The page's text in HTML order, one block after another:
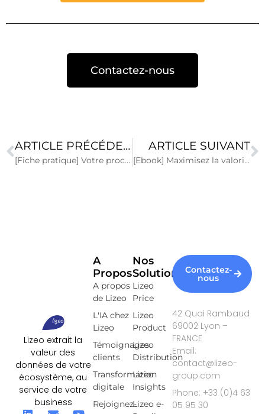
Contactez-nous
ARTICLE PRÉCÉDENT
[Fiche pratique] Votre process Data Quality en 5 étapes
ARTICLE SUIVANT
[Ebook] Maximisez la valorisation de votre donnée
Lizeo extrait la
valeur des
données de votre
écosystème, au
service de votre
business
Nos
Solutions
Lizeo
Price
Lizeo
Product
Lizeo
Distribution
Lizeo
Insights
Lizeo e-
A
Propos
A propos
de Lizeo
L'IA chez
Lizeo
Témoignages
clients
Transformation
digitale
Rejoignez-
Contactez-
nous
42 Quai Rambaud
69002 Lyon –
FRANCE
Email:
contact@lizeo-
group.com
Phone: +33 (0)4 63
05 95 30